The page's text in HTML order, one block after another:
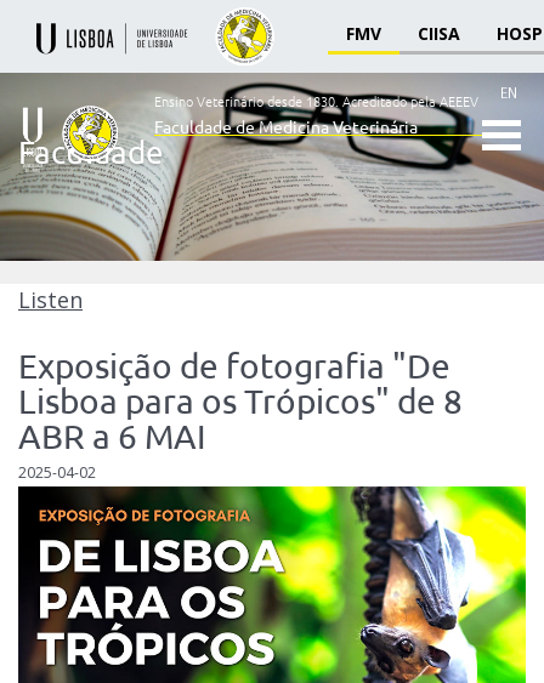
FMV CIISA
Ensino
Veterinário
desde
Faculdade
de
Veterinária
EN
Ensino Veterinário desde 1830.Acreditado pela AEEEV
Faculdade de Medicina Veterinária
Faculdade
Listen
Exposição de fotografia "De
Lisboa para os Trópicos" de 8
ABR a 6 MAI
2025-04-02